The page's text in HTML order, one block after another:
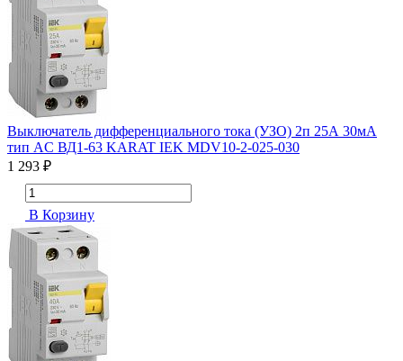
Выключатель дифференциального тока (УЗО) 2п 25А 30мА
тип AC ВД1-63 KARAT IEK MDV10-2-025-030
1 293 ₽
В Корзину